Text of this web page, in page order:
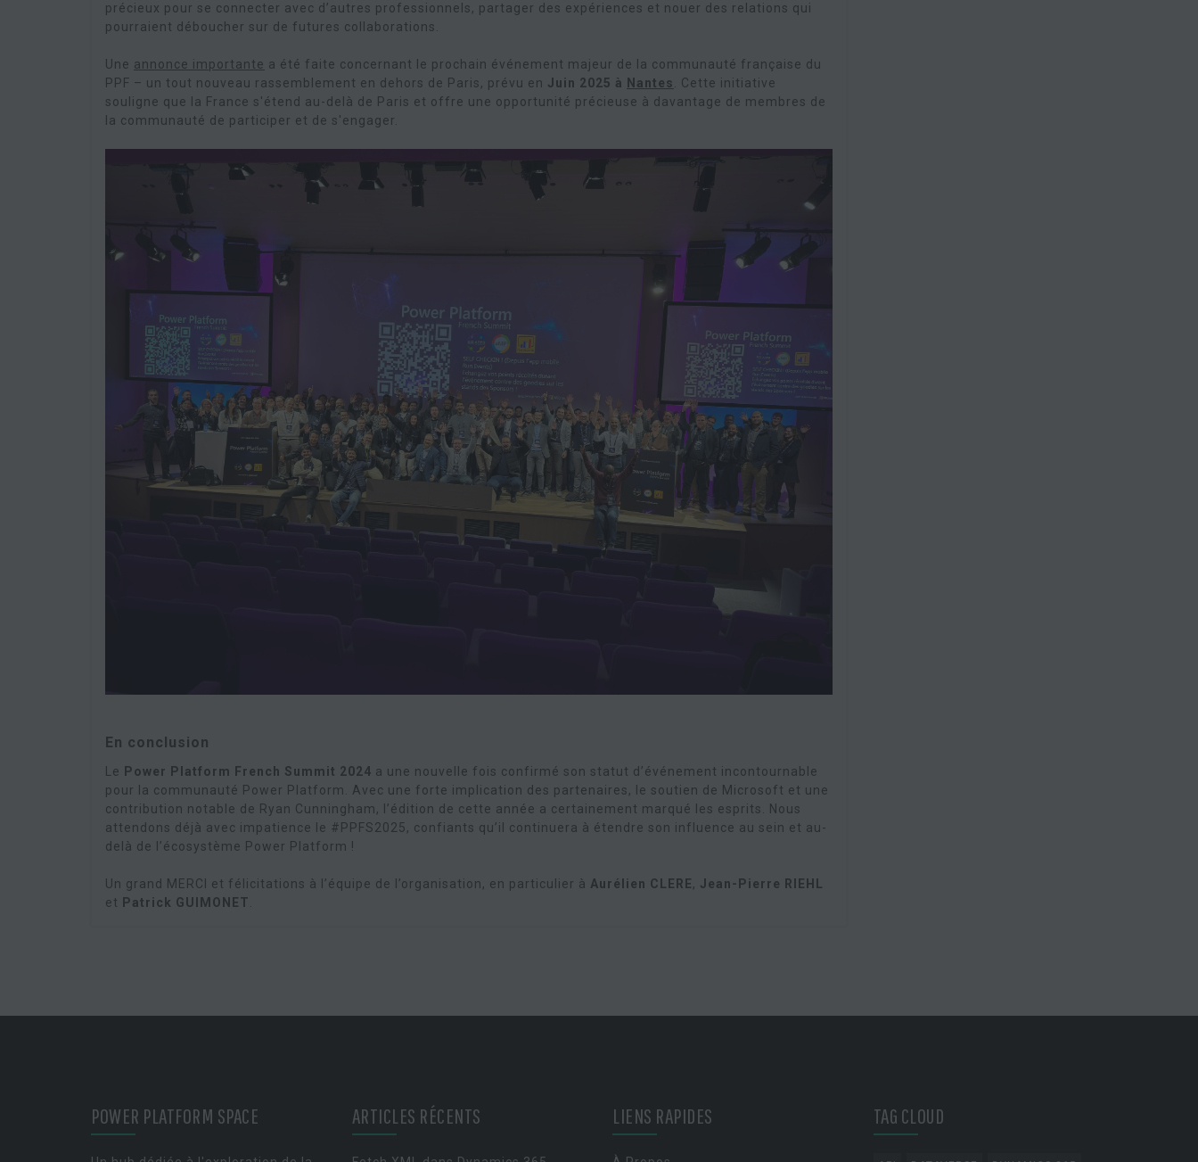
précieux pour se connecter avec d’autres professionnels, partager des expériences et nouer des relations qui
pourraient déboucher sur de futures collaborations.
Une annonce importante a été faite concernant le prochain événement majeur de la communauté française du
PPF – un tout nouveau rassemblement en dehors de Paris, prévu en Juin 2025 à Nantes. Cette initiative
souligne que la France s'étend au-delà de Paris et offre une opportunité précieuse à davantage de membres de
la communauté de participer et de s'engager.
En conclusion
Le Power Platform French Summit 2024 a une nouvelle fois confirmé son statut d’événement incontournable
pour la communauté Power Platform. Avec une forte implication des partenaires, le soutien de Microsoft et une
contribution notable de Ryan Cunningham, l’édition de cette année a certainement marqué les esprits. Nous
attendons déjà avec impatience le #PPFS2025, confiants qu’il continuera à étendre son influence au sein et au-
delà de l’écosystème Power Platform !
Un grand MERCI et félicitations à l’équipe de l’organisation, en particulier à Aurélien CLERE, Jean-Pierre RIEHL
et Patrick GUIMONET
POWER PLATFORM SPACE ARTICLES RÉCENTS LIENS RAPIDES TAG CLOUD